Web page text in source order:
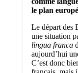
le plan
Le départ des
une situation
lingua franca
aujourd’hui
C’est donc